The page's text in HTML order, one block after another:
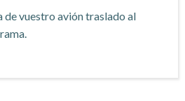
de vuestro avión traslado al